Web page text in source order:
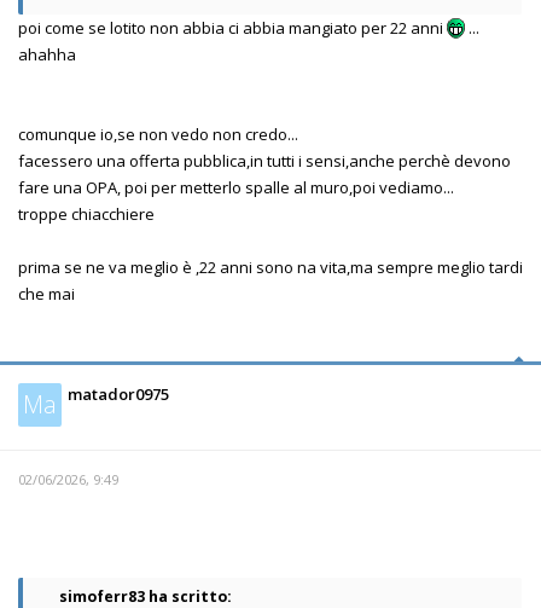
poi come se lotito non abbia ci abbia mangiato per 22 anni
...
ahahha
comunque io,se non vedo non credo...
facessero una offerta pubblica,in tutti i sensi,anche perchè devono
fare una OPA, poi per metterlo spalle al muro,poi vediamo...
troppe chiacchiere
prima se ne va meglio è ,22 anni sono na vita,ma sempre meglio tardi
che mai
Ma matador0975
02/06/2026, 9:49
simoferr83 ha scritto: